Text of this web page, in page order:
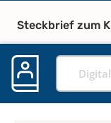
Steckbrief zum